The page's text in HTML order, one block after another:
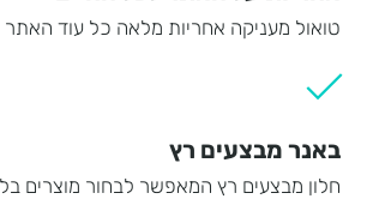
טואול מעניקה אחריות מלאה כל עוד האתר
באנר מבצעים רץ
חלון מבצעים רץ המאפשר לבחור מוצרים